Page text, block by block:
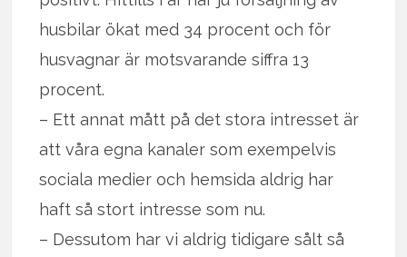
husbilar ökat med 34 procent och för
husvagnar är motsvarande siffra 13
procent.
– Ett annat mått på det stora intresset är
att våra egna kanaler som exempelvis
sociala medier och hemsida aldrig har
haft så stort intresse som nu.
– Dessutom har vi aldrig tidigare sålt så